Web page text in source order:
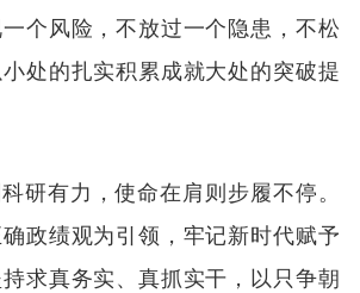
个风险，不放过一个隐患，不松
处的扎实积累成就大处的突破提
研有力，使命在肩则步履不停。
政绩观为引领，牢记新时代赋予
求真务实、真抓实干，以只争朝